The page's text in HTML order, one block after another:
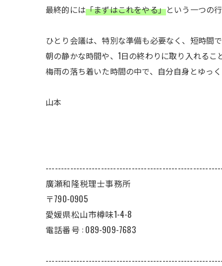
最終的には「まずはこれをやる」という一つの
ひとり会議は、特別な準備も必要なく、短時間
朝の静かな時間や、1日の終わりに取り入れるこ
梅雨の落ち着いた時間の中で、自分自身とゆっ
山本
廣瀬和隆税理士事務所
〒790-0905
愛媛県松山市樽味1-4-8
電話番号 : 089-909-7683